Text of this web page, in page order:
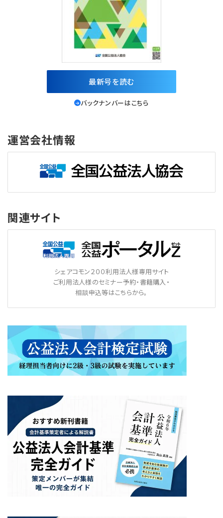
最新号を読む
バックナンバーはこちら
運営会社情報
関連サイト
シェアコモン２００利用法人様専用サイト
ご利用法人様のセミナー予約・書籍購入・
相談申込等はこちらから。